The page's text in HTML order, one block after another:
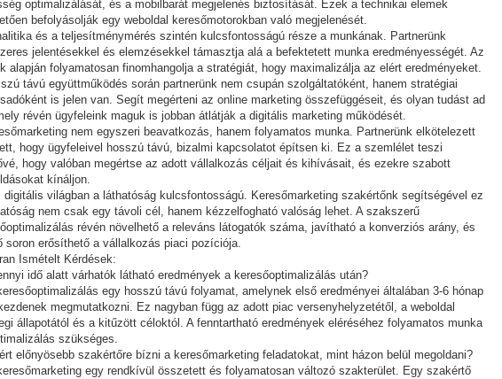
optimalizálását, és a mobilbarát megjelenés biztosítását. Ezek a technikai elemek
befolyásolják egy weboldal keresőmotorokban való megjelenését.
és a teljesítménymérés szintén kulcsfontosságú része a munkának. Partnerünk
jelentésekkel és elemzésekkel támasztja alá a befektetett munka eredményességét. Az
alapján folyamatosan finomhangolja a stratégiát, hogy maximalizálja az elért eredményeket.
távú együttműködés során partnerünk nem csupán szolgáltatóként, hanem stratégiai
is jelen van. Segít megérteni az online marketing összefüggéseit, és olyan tudást ad
révén ügyfeleink maguk is jobban átlátják a digitális marketing működését.
nem egyszeri beavatkozás, hanem folyamatos munka. Partnerünk elkötelezett
hogy ügyfeleivel hosszú távú, bizalmi kapcsolatot építsen ki. Ez a szemlélet teszi
hogy valóban megértse az adott vállalkozás céljait és kihívásait, és ezekre szabott
kínáljon.
digitális világban a láthatóság kulcsfontosságú. Keresőmarketing szakértőnk segítségével ez
nem csak egy távoli cél, hanem kézzelfogható valóság lehet. A szakszerű
révén növelhető a releváns látogatók száma, javítható a konverziós arány, és
soron erősíthető a vállalkozás piaci pozíciója.
Ismételt Kérdések:
idő alatt várhatók látható eredmények a keresőoptimalizálás után?
egy hosszú távú folyamat, amelynek első eredményei általában 3-6 hónap
megmutatkozni. Ez nagyban függ az adott piac versenyhelyzetétől, a weboldal
állapotától és a kitűzött céloktól. A fenntartható eredmények eléréséhez folyamatos munka
szükséges.
előnyösebb szakértőre bízni a keresőmarketing feladatokat, mint házon belül megoldani?
egy rendkívül összetett és folyamatosan változó szakterület. Egy szakértő